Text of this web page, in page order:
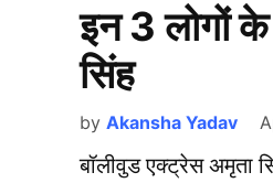
इन 3 लोगों के
सिंह
by Akansha Yadav
बॉलीवुड एक्ट्रेस अमृता